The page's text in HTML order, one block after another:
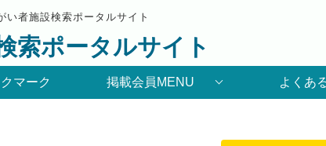
者施設検索ポータルサイト
索ポータルサイト
マーク 掲載会員MENU よくあ